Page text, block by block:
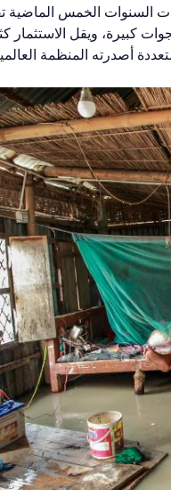
السنوات الخمس الماضية
كبيرة، ويقل الاستثمار
أصدرته المنظمة